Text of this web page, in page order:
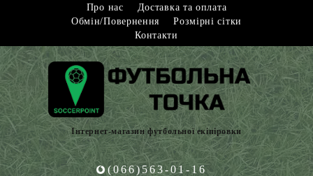
Про нас
Доставка та оплата
Обмін/Повернення
Розмірні сітки
Контакти
Інтернет-магазин футбольної екіпіровки
(066)563-01-16